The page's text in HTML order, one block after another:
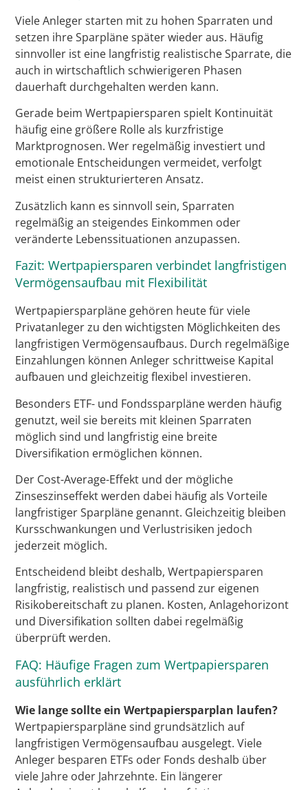
Viele Anleger starten mit zu hohen Sparraten und
setzen ihre Sparpläne später wieder aus. Häufig
sinnvoller ist eine langfristig realistische Sparrate, die
auch in wirtschaftlich schwierigeren Phasen
dauerhaft durchgehalten werden kann.
Gerade beim Wertpapiersparen spielt Kontinuität
häufig eine größere Rolle als kurzfristige
Marktprognosen. Wer regelmäßig investiert und
emotionale Entscheidungen vermeidet, verfolgt
meist einen strukturierteren Ansatz.
Zusätzlich kann es sinnvoll sein, Sparraten
regelmäßig an steigendes Einkommen oder
veränderte Lebenssituationen anzupassen.
Fazit: Wertpapiersparen verbindet langfristigen
Vermögensaufbau mit Flexibilität
Wertpapiersparpläne gehören heute für viele
Privatanleger zu den wichtigsten Möglichkeiten des
langfristigen Vermögensaufbaus. Durch regelmäßige
Einzahlungen können Anleger schrittweise Kapital
aufbauen und gleichzeitig flexibel investieren.
Besonders ETF- und Fondssparpläne werden häufig
genutzt, weil sie bereits mit kleinen Sparraten
möglich sind und langfristig eine breite
Diversifikation ermöglichen können.
Der Cost-Average-Effekt und der mögliche
Zinseszinseffekt werden dabei häufig als Vorteile
langfristiger Sparpläne genannt. Gleichzeitig bleiben
Kursschwankungen und Verlustrisiken jedoch
jederzeit möglich.
Entscheidend bleibt deshalb, Wertpapiersparen
langfristig, realistisch und passend zur eigenen
Risikobereitschaft zu planen. Kosten, Anlagehorizont
und Diversifikation sollten dabei regelmäßig
überprüft werden.
FAQ: Häufige Fragen zum Wertpapiersparen
ausführlich erklärt
Wie lange sollte ein Wertpapiersparplan laufen?
Wertpapiersparpläne sind grundsätzlich auf
langfristigen Vermögensaufbau ausgelegt. Viele
Anleger besparen ETFs oder Fonds deshalb über
viele Jahre oder Jahrzehnte. Ein längerer